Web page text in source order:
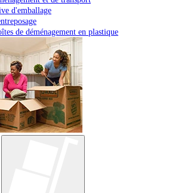
d'emballage
de déménagement en plastique